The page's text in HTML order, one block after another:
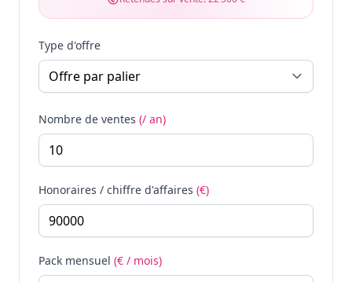
Type d'offre
Nombre de ventes (/ an)
Honoraires / chiffre d'affaires (€)
Pack mensuel (€ / mois)